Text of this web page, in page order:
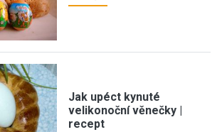
Jak upéct kynuté
velikonoční věnečky |
recept